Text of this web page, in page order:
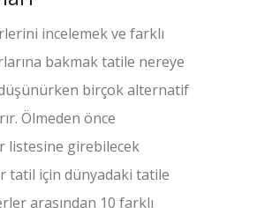
incelemek ve farklı
bakmak tatile nereye
birçok alternatif
Ölmeden önce
listesine girebilecek
tatil için dünyadaki tatile
arasından 10 farklı